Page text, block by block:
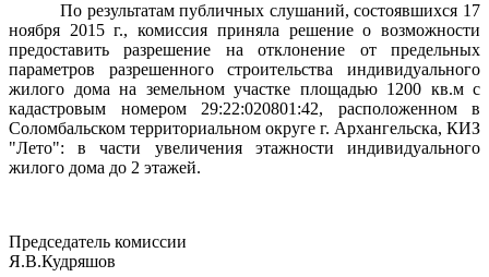
По результатам публичных слушаний, состоявшихся 17
ноября 2015 г., комиссия приняла решение о возможности
предоставить разрешение на отклонение от предельных
параметров разрешенного строительства индивидуального
жилого дома на земельном участке площадью 1200 кв.м с
кадастровым номером 29:22:020801:42, расположенном в
Соломбальском территориальном округе г. Архангельска, КИЗ
"Лето": в части увеличения этажности индивидуального
жилого дома до 2 этажей.
Председатель комиссии
Я.В.Кудряшов